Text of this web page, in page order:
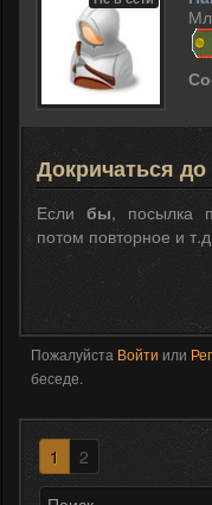
Докричаться
Еслибы, посылка
потом повторное и
Пожалуйста Войти или
беседе.
1 2